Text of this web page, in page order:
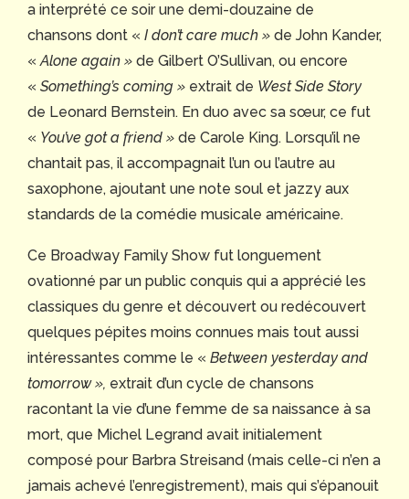
a interprété ce soir une demi-douzaine de
chansons dont « I don’t care much » de John Kander,
«Alone again » de Gilbert O’Sullivan, ou encore
« Something’s coming » extrait de West Side Story
de Leonard Bernstein. En duo avec sa sœur, ce fut
« You’ve got a friend » de Carole King. Lorsqu’il ne
chantait pas, il accompagnait l’un ou l’autre au
saxophone, ajoutant une note soul et jazzy aux
standards de la comédie musicale américaine.
Ce Broadway Family Show fut longuement
ovationné par un public conquis qui a apprécié les
classiques du genre et découvert ou redécouvert
quelques pépites moins connues mais tout aussi
intéressantes comme le « Between yesterday and
tomorrow », extrait d’un cycle de chansons
racontant la vie d’une femme de sa naissance à sa
mort, que Michel Legrand avait initialement
composé pour Barbra Streisand (mais celle-ci n’en a
jamais achevé l’enregistrement), mais qui s’épanouit